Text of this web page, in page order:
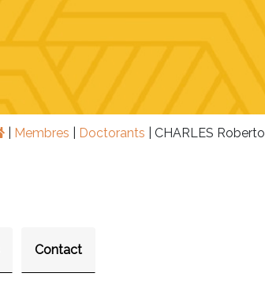
Membres Doctorants CHARLES Roberto
Contact